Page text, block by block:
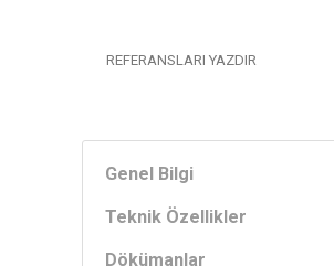
REFERANSLARI YAZDIR
Genel Bilgi
Teknik Özellikler
Dökümanlar